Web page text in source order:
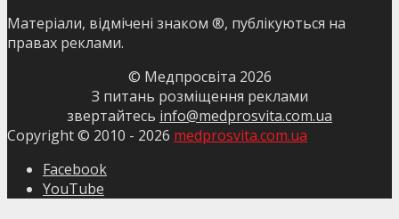
Матеріали, відмічені знаком ®, публікуються на
правах реклами.
© Медпросвіта 2026
З питань розміщення реклами
звертайтесь info@medprosvita.com.ua
Copyright © 2010 - 2026 medprosvita.com.ua
Facebook
YouTube